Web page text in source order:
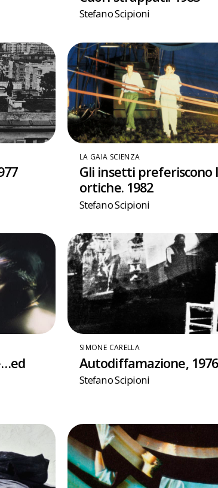
Stefano Scipioni
LA GAIA SCIENZA
Gli insetti preferiscono
ortiche. 1982
Stefano Scipioni
SIMONE CARELLA
Autodiffamazione, 1976
Stefano Scipioni